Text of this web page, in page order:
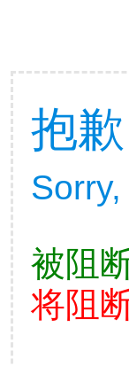
抱
被阻
将阻